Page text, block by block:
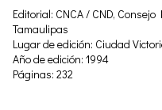
Editorial: CNCA / CND,
Tamaulipas
Lugar de edición: Ciudad
Año de edición: 1994
Páginas: 232